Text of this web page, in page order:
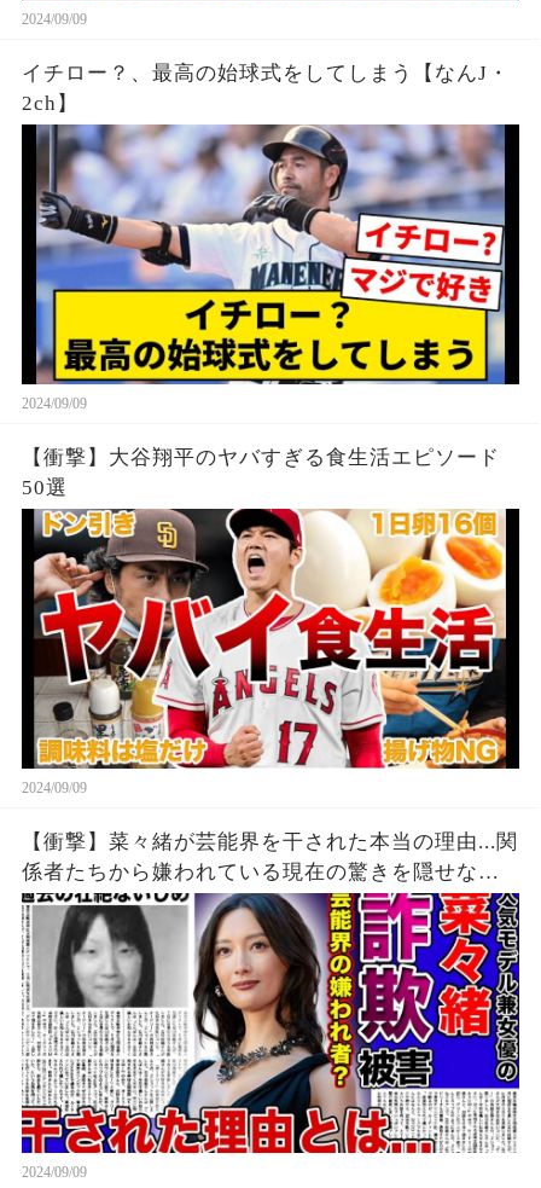
2024/09/09
イチロー？、最高の始球式をしてしまう【なんJ・
2ch】
2024/09/09
【衝撃】大谷翔平のヤバすぎる食生活エピソード
50選
2024/09/09
【衝撃】菜々緒が芸能界を干された本当の理由...関
係者たちから嫌われている現在の驚きを隠せな
い！！詐欺被害にまで遭っている衝撃の現在...過去
の壮絶ないじめに一同驚愕！！
2024/09/09